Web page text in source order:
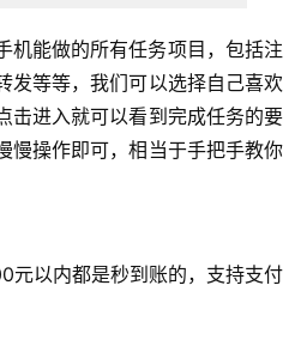
机能做的所有任务项目，包括注
发等等，我们可以选择自己喜欢
击进入就可以看到完成任务的要
慢操作即可，相当于手把手教你
元以内都是秒到账的，支持支付